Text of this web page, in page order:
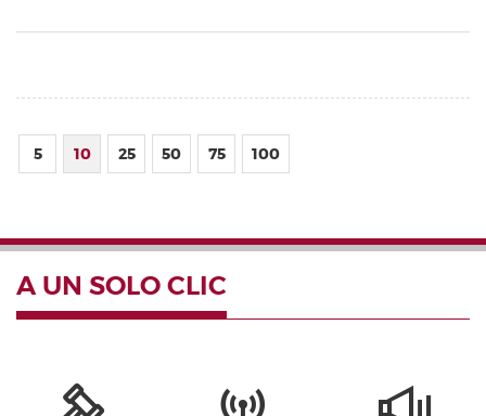
5 10 25 50 75 100
A UN SOLO CLIC